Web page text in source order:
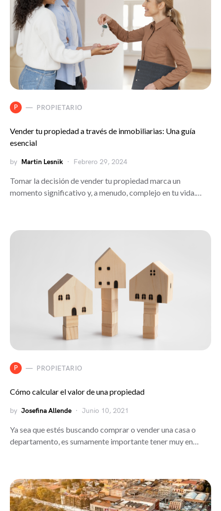
P PROPIETARIO
Vender tu propiedad a través de inmobiliarias: Una guía
esencial
by Martin Lesnik Febrero 29, 2024
Tomar la decisión de vender tu propiedad marca un
momento significativo y, a menudo, complejo en tu vida.…
P PROPIETARIO
Cómo calcular el valor de una propiedad
by Josefina Allende Junio 10, 2021
Ya sea que estés buscando comprar o vender una casa o
departamento, es sumamente importante tener muy en…